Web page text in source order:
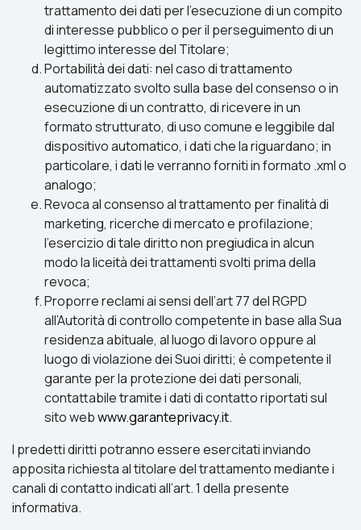
trattamento dei dati per l’esecuzione di un compito
di interesse pubblico o per il perseguimento di un
legittimo interesse del Titolare;
Portabilità dei dati: nel caso di trattamento
automatizzato svolto sulla base del consenso o in
esecuzione di un contratto, di ricevere in un
formato strutturato, di uso comune e leggibile dal
dispositivo automatico, i dati che la riguardano; in
particolare, i dati le verranno forniti in formato .xml o
analogo;
Revoca al consenso al trattamento per finalità di
marketing, ricerche di mercato e profilazione;
l’esercizio di tale diritto non pregiudica in alcun
modo la liceità dei trattamenti svolti prima della
revoca;
Proporre reclami ai sensi dell’art 77 del RGPD
all’Autorità di controllo competente in base alla Sua
residenza abituale, al luogo di lavoro oppure al
luogo di violazione dei Suoi diritti; è competente il
garante per la protezione dei dati personali,
contattabile tramite i dati di contatto riportati sul
sito webwww.garanteprivacy.it.
I predetti diritti potranno essere esercitati inviando
apposita richiesta al titolare del trattamento mediante i
canali di contatto indicati all’art. 1 della presente
informativa.